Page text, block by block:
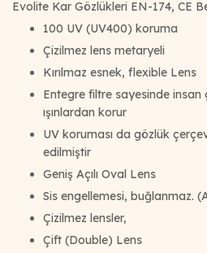
Evolite Kar Gözlükleri EN-174, CE
100 UV (UV400) koruma
Çizilmez lens metaryeli
Kırılmaz esnek, flexible Lens
Entegre filtre sayesinde
ışınlardan korur
UV koruması da gözlük
edilmiştir
Geniş Açılı Oval Lens
Sis engellemesi, buğlanmaz.
Çizilmez lensler,
Çift (Double) Lens